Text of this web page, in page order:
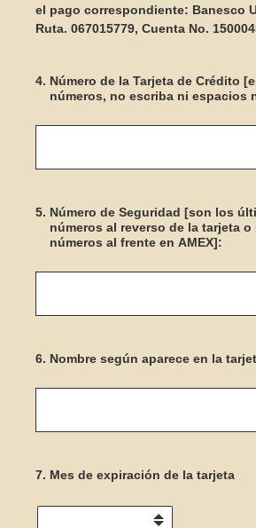
el pago correspondiente: Banesco
Ruta. 067015779, Cuenta No.
4. Número de la Tarjeta de Crédito
números, no escriba ni espacios
5. Número de Seguridad [son los
números al reverso de la tarjeta
números al frente en AMEX]:
6. Nombre según aparece en la
7. Mes de expiración de la tarjeta